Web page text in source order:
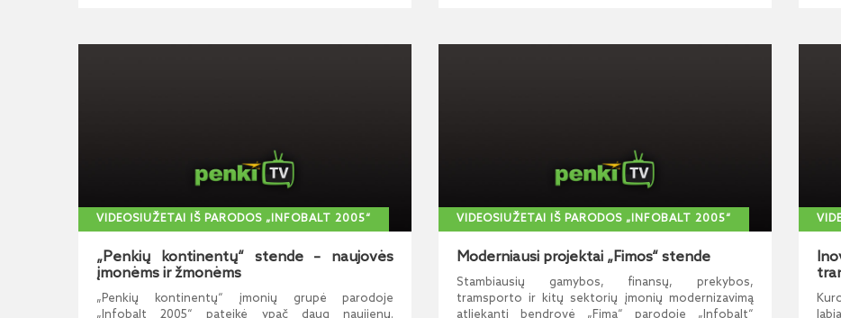
VIDEOSIUŽETAI IŠ PARODOS „INFOBALT 2005“
„Penkių kontinentų“ stende – naujovės
įmonėms ir žmonėms
„Penkių kontinentų“ įmonių grupė parodoje
„Infobalt 2005“ pateikė ypač daug naujienų.
VIDEOSIUŽETAI IŠ PARODOS „INFOBALT 2005“
Moderniausi projektai „Fimos“ stende
Stambiausių gamybos, finansų, prekybos,
tramsporto ir kitų sektorių įmonių modernizavimą
atliekanti bendrovė „Fima“ parodoje „Infobalt“